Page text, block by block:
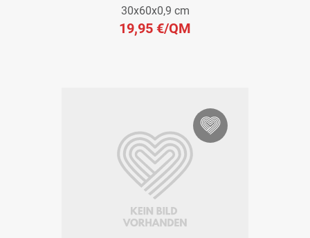
30x60x0,9 cm
19,95 €/QM